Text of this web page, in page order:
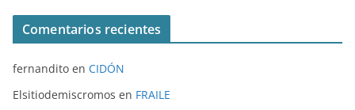
Comentarios recientes
fernandito en CIDÓN
Elsitiodemiscromos en FRAILE